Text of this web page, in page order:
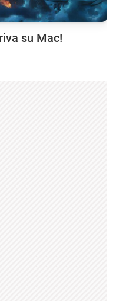
su Mac!